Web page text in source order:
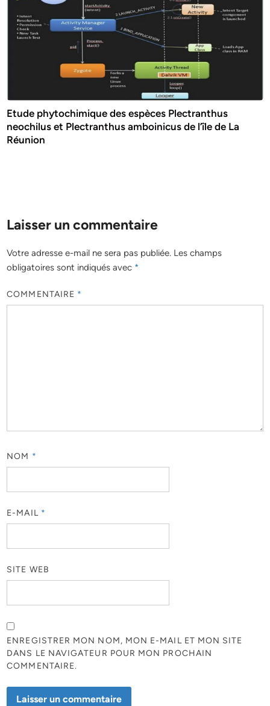
Etude phytochimique des espèces Plectranthus
neochilus et Plectranthus amboinicus de l’île de La
Réunion
Laisser un commentaire
Votre adresse e-mail ne sera pas publiée. Les champs
obligatoires sont indiqués avec *
COMMENTAIRE *
NOM *
E-MAIL *
SITE WEB
ENREGISTRER MON NOM, MON E-MAIL ET MON SITE
DANS LE NAVIGATEUR POUR MON PROCHAIN
COMMENTAIRE.